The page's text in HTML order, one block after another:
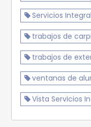
Servicios
trabajos de
trabajos de
ventanas de
Vista Servicios